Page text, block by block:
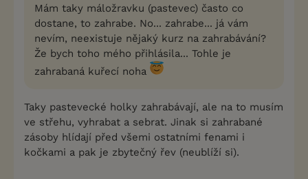
Mám taky máložravku (pastevec) často co
dostane, to zahrabe. No... zahrabe... já vám
nevím, neexistuje nějaký kurz na zahrabávání?
Že bych toho mého přihlásila... Tohle je
zahrabaná kuřecí noha
Taky pastevecké holky zahrabávají, ale na to musím
ve střehu, vyhrabat a sebrat. Jinak si zahrabané
zásoby hlídají před všemi ostatními fenami i
kočkami a pak je zbytečný řev (neublíží si).